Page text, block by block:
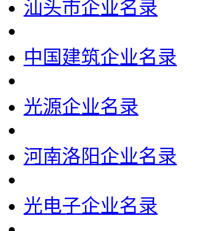
汕头市企业名录
中国建筑企业名录
光源企业名录
河南洛阳企业名录
光电子企业名录